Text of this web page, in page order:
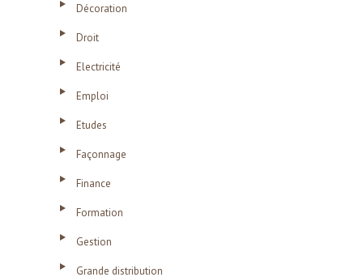
Décoration
Droit
Electricité
Emploi
Etudes
Façonnage
Finance
Formation
Gestion
Grande distribution